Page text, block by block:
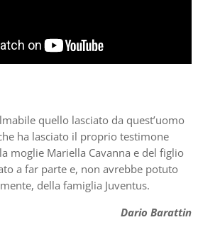
quello lasciato da quest’uomo
ha lasciato il proprio testimone
moglie Mariella Cavanna e del figlio
a far parte e, non avrebbe potuto
della famiglia Juventus.
Dario Barattin